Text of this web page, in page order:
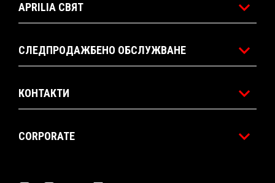
APRILIA СВЯТ
СЛЕДПРОДАЖБЕНО ОБСЛУЖВАНЕ
КОНТАКТИ
CORPORATE